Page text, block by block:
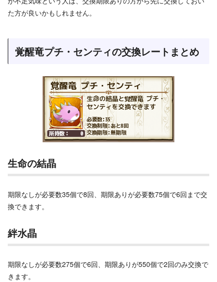
た方が良いかもしれません。
覚醒竜プチ・センティの交換レートまとめ
生命の結晶
期限なしが必要数35個で8回、期限ありが必要数75個で6回まで交
換できます。
絆水晶
期限なしが必要数275個で6回、期限ありが550個で2回のみ交換で
きます。